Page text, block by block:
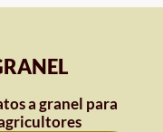
a granel para